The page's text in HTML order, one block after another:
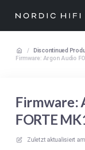
/ Discontinued
Firmware: Argon Audio
Firmware:
FORTE
Zuletzt aktualisiert am